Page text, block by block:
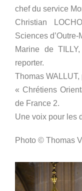
chef du service
Christian
Sciences d’Outre-
Marine de
reporter.
Thomas
« Chrétiens
de France 2.
Une voix pour les
Photo © Thomas